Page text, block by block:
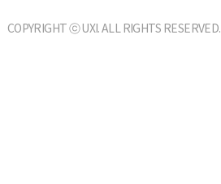
COPYRIGHT ⓒ UXI. ALL RIGHTS RESERVED.